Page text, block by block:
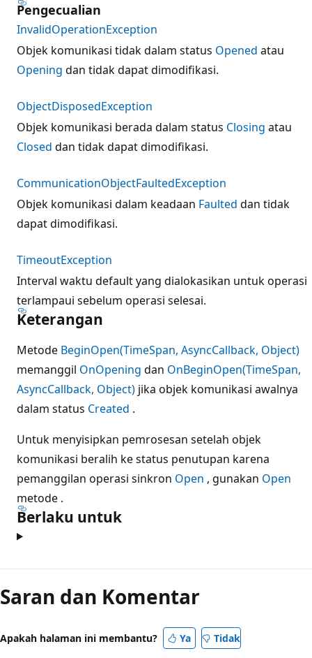
Pengecualian
InvalidOperationException
Objek komunikasi tidak dalam status Opened atau
Opening dan tidak dapat dimodifikasi.
ObjectDisposedException
Objek komunikasi berada dalam status Closing atau
Closed dan tidak dapat dimodifikasi.
CommunicationObjectFaultedException
Objek komunikasi dalam keadaan Faulted dan tidak
dapat dimodifikasi.
TimeoutException
Interval waktu default yang dialokasikan untuk operasi
terlampaui sebelum operasi selesai.
Keterangan
Metode BeginOpen(TimeSpan, AsyncCallback, Object)
memanggil OnOpening dan OnBeginOpen(TimeSpan,
AsyncCallback, Object) jika objek komunikasi awalnya
dalam status Created .
Untuk menyisipkan pemrosesan setelah objek
komunikasi beralih ke status penutupan karena
pemanggilan operasi sinkron Open , gunakan Open
metode .
Berlaku untuk
Saran dan Komentar
Apakah halaman ini membantu? Ya Tidak